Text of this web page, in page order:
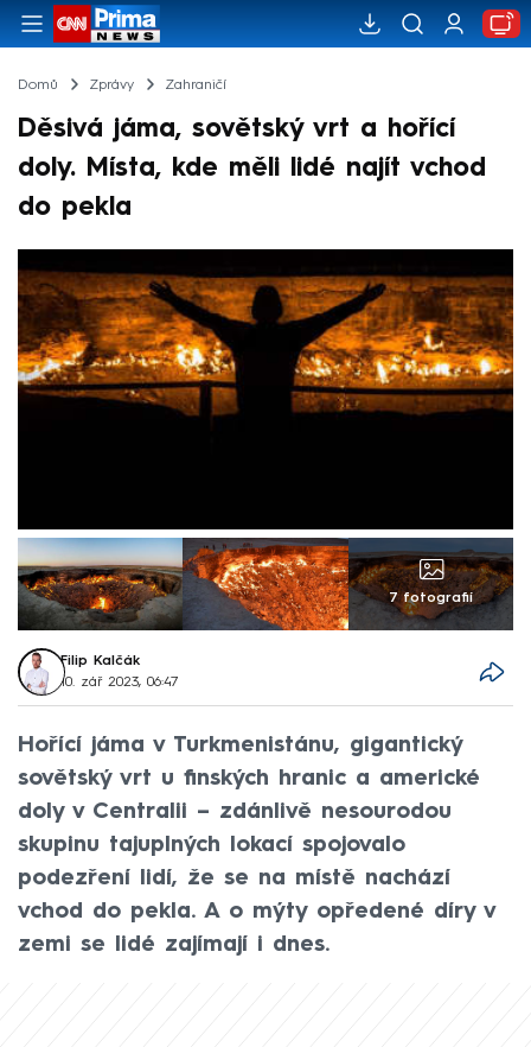
Domů Zprávy Zahraničí
Děsivá jáma, sovětský vrt a hořící
doly. Místa, kde měli lidé najít vchod
do pekla
7 fotografií
Filip Kalčák
10. zář 2023, 06:47
Hořící jáma v Turkmenistánu, gigantický
sovětský vrt u finských hranic a americké
doly v Centralii – zdánlivě nesourodou
skupinu tajuplných lokací spojovalo
podezření lidí, že se na místě nachází
vchod do pekla. A o mýty opředené díry v
zemi se lidé zajímají i dnes.